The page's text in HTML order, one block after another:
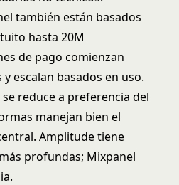
también están basados
hasta 20M
de pago comienzan
escalan basados en uso.
reduce a preferencia del
manejan bien el
Amplitude tiene
profundas; Mixpanel